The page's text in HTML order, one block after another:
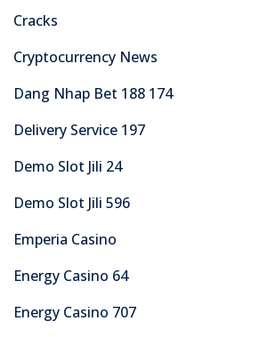
Cracks
Cryptocurrency News
Dang Nhap Bet 188 174
Delivery Service 197
Demo Slot Jili 24
Demo Slot Jili 596
Emperia Casino
Energy Casino 64
Energy Casino 707